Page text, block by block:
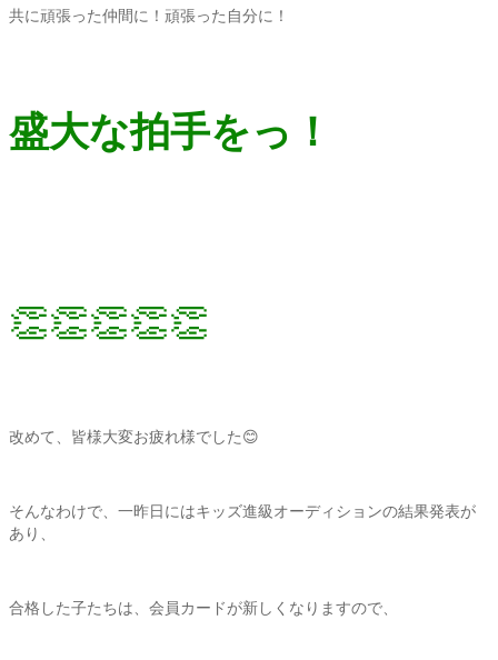
共に頑張った仲間に！頑張った自分に！
盛大な拍手をっ！
👏👏👏👏👏
改めて、皆様大変お疲れ様でした😊
そんなわけで、一昨日にはキッズ進級オーディションの結果発表が
あり、
合格した子たちは、会員カードが新しくなりますので、